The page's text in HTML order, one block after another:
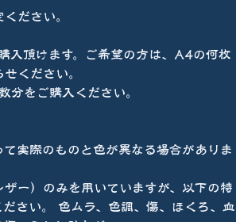
ださい。
入頂けます。ご希望の方は、A4の何枚
ください。
分をご購入ください。
実際のものと色が異なる場合がありま
ザー）のみを用いていますが、以下の特
さい。 色ムラ、色調、傷、ほくろ、血